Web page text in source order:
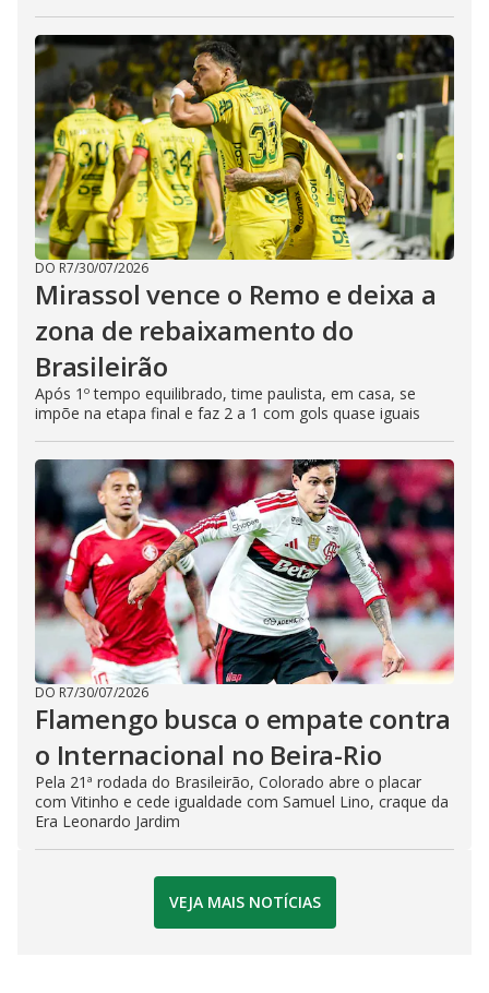
DO R7/30/07/2026
Mirassol vence o Remo e deixa a
zona de rebaixamento do
Brasileirão
Após 1º tempo equilibrado, time paulista, em casa, se
impõe na etapa final e faz 2 a 1 com gols quase iguais
DO R7/30/07/2026
Flamengo busca o empate contra
o Internacional no Beira-Rio
Pela 21ª rodada do Brasileirão, Colorado abre o placar
com Vitinho e cede igualdade com Samuel Lino, craque da
Era Leonardo Jardim
VEJA MAIS NOTÍCIAS